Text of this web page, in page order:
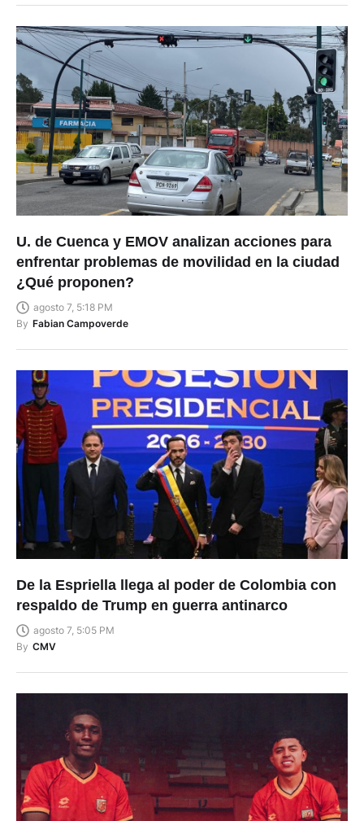
U. de Cuenca y EMOV analizan acciones para
enfrentar problemas de movilidad en la ciudad
¿Qué proponen?
agosto 7, 5:18 PM
By Fabian Campoverde
De la Espriella llega al poder de Colombia con
respaldo de Trump en guerra antinarco
agosto 7, 5:05 PM
By CMV